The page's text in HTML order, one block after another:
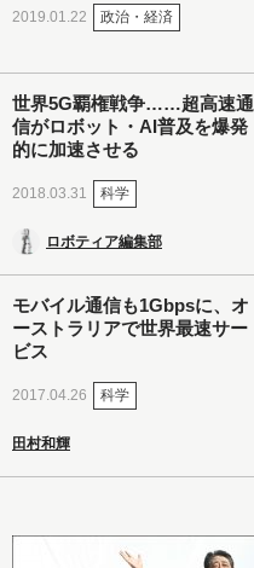
2019.01.22 政治・経済
世界5G覇権戦争……超高速通
信がロボット・AI普及を爆発
的に加速させる
2018.03.31 科学
ロボティア編集部
モバイル通信も1Gbpsに、オ
ーストラリアで世界最速サー
ビス
2017.04.26 科学
田村和輝